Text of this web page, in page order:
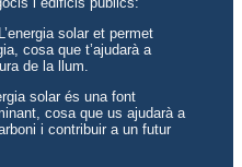
solar et permet
cosa que t’ajudarà a
de la llum.
solar és una font
cosa que us ajudarà a
i contribuir a un futur